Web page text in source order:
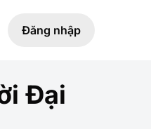
Đăng nhập
Đại